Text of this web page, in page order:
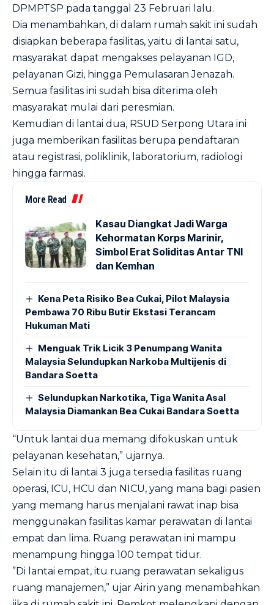
DPMPTSP pada tanggal 23 Februari lalu.
Dia menambahkan, di dalam rumah sakit ini sudah
disiapkan beberapa fasilitas, yaitu di lantai satu,
masyarakat dapat mengakses pelayanan IGD,
pelayanan Gizi, hingga Pemulasaran Jenazah.
Semua fasilitas ini sudah bisa diterima oleh
masyarakat mulai dari peresmian.
Kemudian di lantai dua, RSUD Serpong Utara ini
juga memberikan fasilitas berupa pendaftaran
atau registrasi, poliklinik, laboratorium, radiologi
hingga farmasi.
More Read
Kasau Diangkat Jadi Warga
Kehormatan Korps Marinir,
Simbol Erat Soliditas Antar TNI
dan Kemhan
Kena Peta Risiko Bea Cukai, Pilot Malaysia
Pembawa 70 Ribu Butir Ekstasi Terancam
Hukuman Mati
Menguak Trik Licik 3 Penumpang Wanita
Malaysia Selundupkan Narkoba Multijenis di
Bandara Soetta
Selundupkan Narkotika, Tiga Wanita Asal
Malaysia Diamankan Bea Cukai Bandara Soetta
“Untuk lantai dua memang difokuskan untuk
pelayanan kesehatan,” ujarnya.
Selain itu di lantai 3 juga tersedia fasilitas ruang
operasi, ICU, HCU dan NICU, yang mana bagi pasien
yang memang harus menjalani rawat inap bisa
menggunakan fasilitas kamar perawatan di lantai
empat dan lima. Ruang perawatan ini mampu
menampung hingga 100 tempat tidur.
”Di lantai empat, itu ruang perawatan sekaligus
ruang manajemen,” ujar Airin yang menambahkan